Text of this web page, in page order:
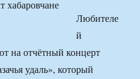
Любителе
й
на отчётный концерт
удаль», который